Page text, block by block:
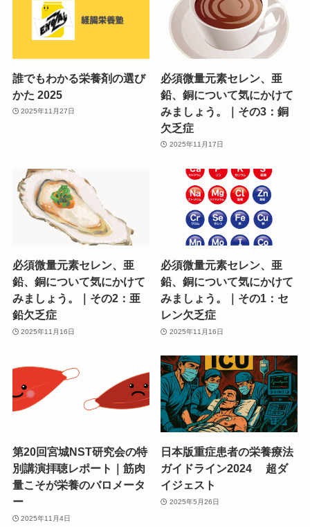
誰でもわかる栄養剤の選び
かた 2025
2025年11月27日
必須微量元素セレン、亜
鉛、銅について気にかけて
みましょう。｜その3：銅
欠乏症
2025年11月17日
必須微量元素セレン、亜
鉛、銅について気にかけて
みましょう。｜その2：亜
鉛欠乏症
2025年11月16日
必須微量元素セレン、亜
鉛、銅について気にかけて
みましょう。｜その1：セ
レン欠乏症
2025年11月16日
第20回宮城NST研究会の特
別講演拝聴レポート｜筋肉
量こそが栄養のバロメータ
ー
2025年11月4日
日本版重症患者の栄養療法
ガイドライン2024 超ダ
イジェスト
2025年5月26日